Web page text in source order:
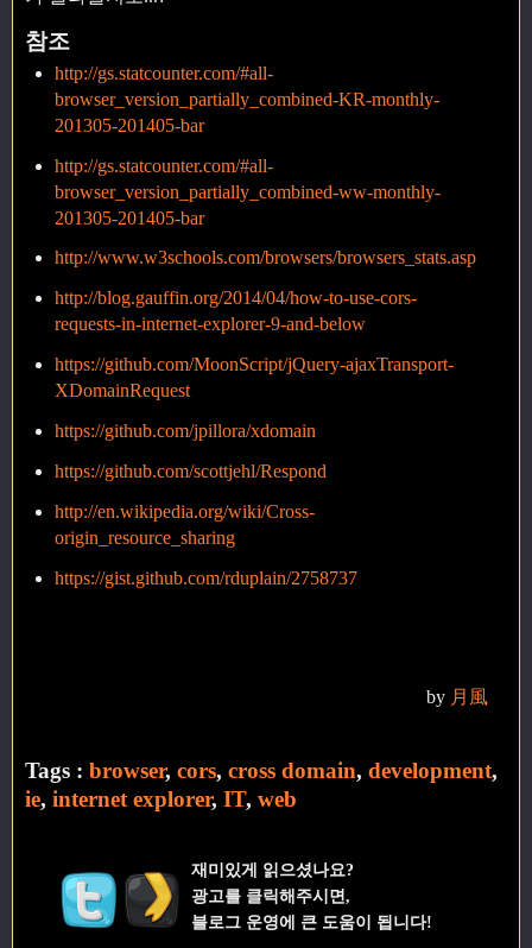
참조
http://gs.statcounter.com/#all-
browser_version_partially_combined-KR-monthly-
201305-201405-bar
http://gs.statcounter.com/#all-
browser_version_partially_combined-ww-monthly-
201305-201405-bar
http://www.w3schools.com/browsers/browsers_stats.asp
http://blog.gauffin.org/2014/04/how-to-use-cors-
requests-in-internet-explorer-9-and-below
https://github.com/MoonScript/jQuery-ajaxTransport-
XDomainRequest
https://github.com/jpillora/xdomain
https://github.com/scottjehl/Respond
http://en.wikipedia.org/wiki/Cross-
origin_resource_sharing
https://gist.github.com/rduplain/2758737
by 月風
Tags : browser, cors, cross domain, development,
ie, internet explorer, IT, web
재미있게 읽으셨나요?
광고를 클릭해주시면,
블로그 운영에 큰 도움이 됩니다!